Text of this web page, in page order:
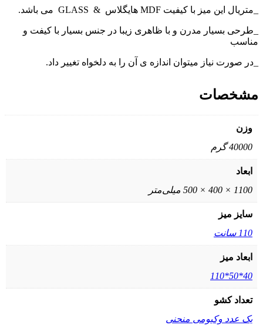
_متریال این میز با کیفیت MDF هایگلاس & GLASS می باشد.
_طرحی بسیار مدرن و با ظاهری زیبا در جنس بسیار با کیفت و
مناسب
_در صورت نیاز میتوان اندازه ی آن را به دلخواه تغییر داد.
مشخصات
وزن
40000 گرم
ابعاد
1100 × 400 × 500 میلی‌متر
سایز میز
110 سانت
ابعاد میز
40*50*110
تعداد کشو
یک عدد وکیومی منحنی